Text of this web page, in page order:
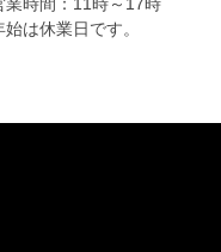
は休業日です。